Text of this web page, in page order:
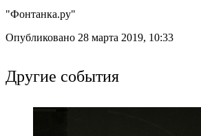
"Фонтанка.ру"
Опубликовано 28 марта 2019, 10:33
Другие события